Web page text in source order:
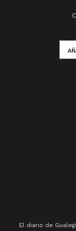
El diario de